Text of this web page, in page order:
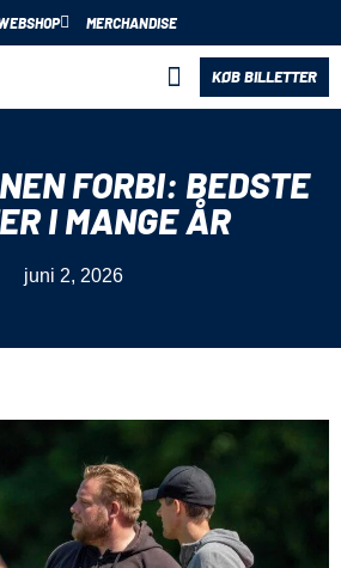
MERCHANDISE
KØB BILLETTER
FORBI: BEDSTE
I MANGE ÅR
juni 2, 2026